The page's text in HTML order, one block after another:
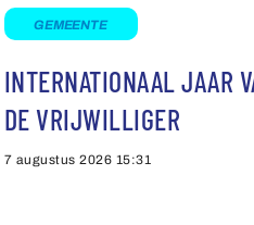
GEMEENTE
INTERNATIONAAL JAAR
DE VRIJWILLIGER
7 augustus 2026 15:31